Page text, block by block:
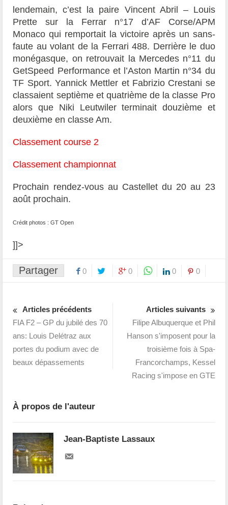
lendemain, c’est la paire Vincent Abril – Louis
Prette sur la Ferrar n°17 d’AF Corse/APM
Monaco qui remportait la victoire après un sans-
faute au volant de la Ferrari 488. Derrière le duo
monégasque, on retrouvait la Mercedes n°11 du
GetSpeed Performance et l’Aston Martin n°34 du
TF Sport. Yannick Mettler et Fabrizio Crestani se
classaient septième et quatrième de la classe Pro
alors que Niki Leutwiler terminait douzième et
deuxième en classe Am.
Classement course 2
Classement championnat
Prochain rendez-vous au Castellet du 20 au 23
août prochain.
Crédit photos : GT Open
]]>
Partager 0 0 0 0
Articles précédents
FIA F2 – GP du jubilé des 70
ans: Louis Delétraz aux
portes du podium avec de
beaux dépassements
Articles suivants
Filipe Albuquerque et Phil
Hanson s'imposent pour la
troisième fois à Spa-
Francorchamps, Kessel
Racing s'impose en GTE
À propos de l'auteur
Jean-Baptiste Lassaux